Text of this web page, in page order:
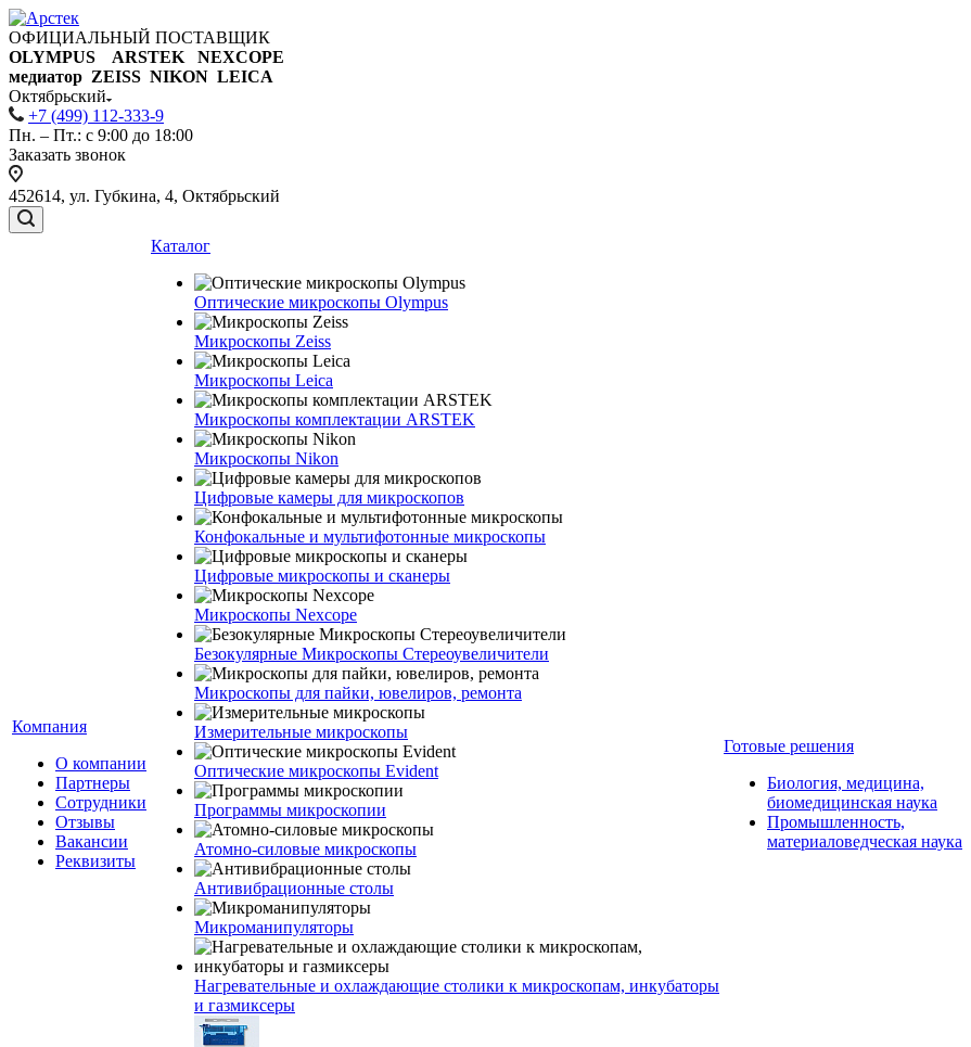
ОФИЦИАЛЬНЫЙ ПОСТАВЩИК
OLYMPUS ARSTEK NEXCOPE
медиатор ZEISS NIKON LEICA
Октябрьский
+7 (499) 112-333-9
Пн. – Пт.: с 9:00 до 18:00
Заказать звонок
452614, ул. Губкина, 4, Октябрьский
Компания
О компании
Партнеры
Сотрудники
Отзывы
Вакансии
Реквизиты
Каталог
Оптические микроскопы Olympus
Микроскопы Zeiss
Микроскопы Leica
Микроскопы комплектации ARSTEK
Микроскопы Nikon
Цифровые камеры для микроскопов
Конфокальные и мультифотонные микроскопы
Цифровые микроскопы и сканеры
Микроскопы Nexcope
Безокулярные Микроскопы Стереоувеличители
Микроскопы для пайки, ювелиров, ремонта
Измерительные микроскопы
Оптические микроскопы Evident
Программы микроскопии
Атомно-силовые микроскопы
Антивибрационные столы
Микроманипуляторы
Нагревательные и охлаждающие столики к микроскопам, инкубаторы
и газмиксеры
Готовые решения
Биология, медицина,
биомедицинская наука
Промышленность,
материаловедческая наука